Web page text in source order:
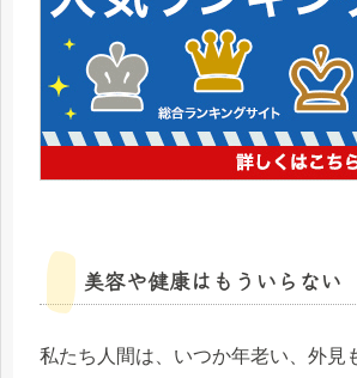
美容や健康はもういらない
私たち人間は、いつか年老い、外見